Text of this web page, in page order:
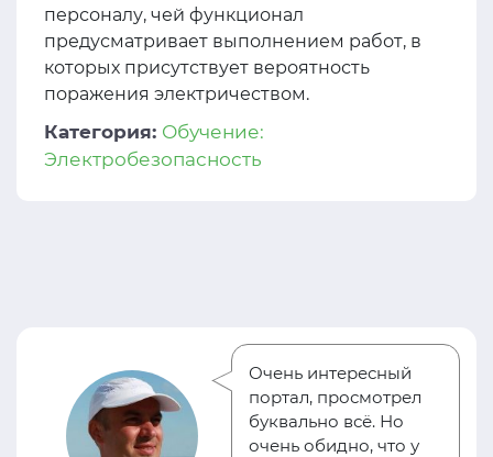
персоналу, чей функционал
предусматривает выполнением работ, в
которых присутствует вероятность
поражения электричеством.
Категория: Обучение:
Электробезопасность
Очень интересный
портал, просмотрел
буквально всё. Но
очень обидно, что у